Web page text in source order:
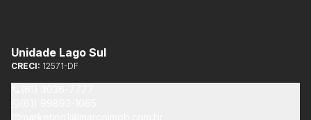
Unidade Lago Sul
CRECI: 12571-DF